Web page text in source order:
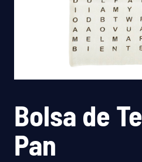
Bolsa de
Pan